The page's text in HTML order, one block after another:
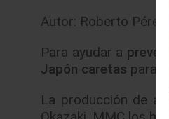
Autor: Roberto
Para ayudar a
Japón caretas para
La producción de